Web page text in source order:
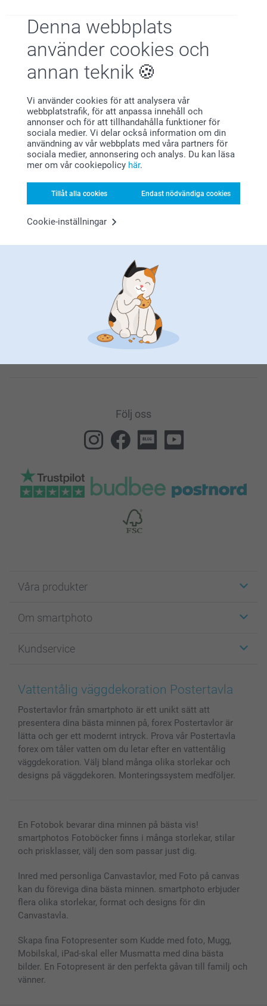
Denna webbplats
använder cookies och
annan teknik
Vi använder cookies för att analysera vår
webbplatstrafik, för att anpassa innehåll och
annonser och för att tillhandahålla funktioner för
sociala medier. Vi delar också information om din
användning av vår webbplats med våra partners för
sociala medier, annonsering och analys. Du kan läsa
mer om vår cookiepolicy här.
Tillåt alla cookies Endast nödvändiga cookies
Cookie-inställningar
Förstklassig kundservice
Registrera dig till vårt nyhetsbrev
Ange din e-postadress här
Registrera dig
Genom att prenumerera på vårt nyhetsbrev får du den senaste
informationen om våra produkter och specialerbjudanden. Det
innebär också att du godkänner vår
Allmänna integritetspolicy
Du kan när som helst avregistrera dig genom att klicka på
länken som finns längst ned i alla våra nyhetsbrev.
Följ oss
Våra produkter
Fotokort
Fotoböcker
Bilder, Fotoförstoring & Fotohäften
MyNameBook
Fotoalmanackor & Fotoagenda
Fotoramar & Tillbehör
Presentkort
Alla fotoprodukter
Om smartphoto
För affiliates
Cookie Policy
Villkor och garantier
Investor Relations
Kundservice
smartgaranti
Priser & betalning
Status på beställningar
Vattentålig väggdekoration Postertavla
Postertavlor från smartphoto är ett unikt sätt att
presentera dina bästa minnen på, forex Postertavlor är
lätta och ger ett modernt intryck. Prova vår Postertavla
forex om tåler vatten om du letar efter en vattentålig
väggdekoration. Välj bland många olika storlekar och
designs på väggdekoren. Monteringssystem medföljer.
En Fotobok bevarar dina minnen på bästa vis!
smartphotos Fotoböcker finns i många storlekar, stilar
och prisklasser, välj den som passar just dig.
Inred med personliga Canvastavlor, med Foto på canvas
kan du föreviga dina bästa minnen. smartphoto erbjuder
flera olika storlekar, format och designs för din
Canvastavla.
Skapa fina Fotopresenter som Kudde med foto, Mugg,
Mobilskal, iPad-skal eller Musmatta med dina bästa
bilder. En Fotopresent är den perfekta gåvan till familj och
vänner.